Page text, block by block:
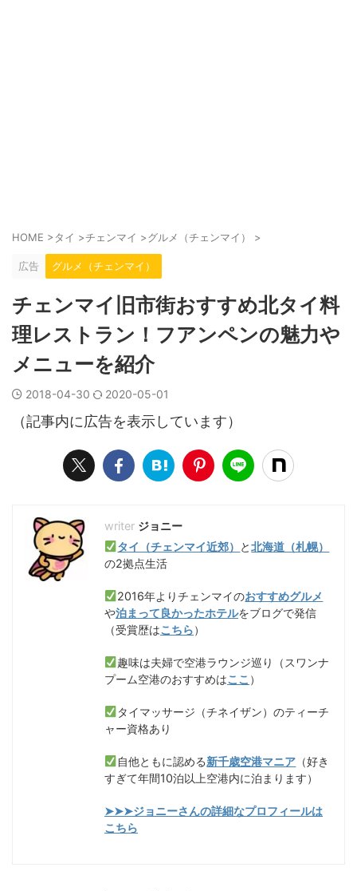
HOME >タイ >チェンマイ >グルメ（チェンマイ） >
広告 グルメ（チェンマイ）
チェンマイ旧市街おすすめ北タイ料
理レストラン！フアンペンの魅力や
メニューを紹介
2018-04-30 2020-05-01
（記事内に広告を表示しています）
ジョニー
タイ（チェンマイ近郊） と北海道（札幌）
の2拠点生活
2016年よりチェンマイのおすすめグルメ
や泊まって良かったホテルをブログで発信
（受賞歴はこちら）
趣味は夫婦で空港ラウンジ巡り（スワンナ
プーム空港のおすすめはここ ）
タイマッサージ（チネイザン）のティーチ
ャー資格あり
自他ともに認める新千歳空港マニア （好き
すぎて年間10泊以上空港内に泊まります）
➤➤➤ジョニーさんの詳細なプロフィールは
こちら